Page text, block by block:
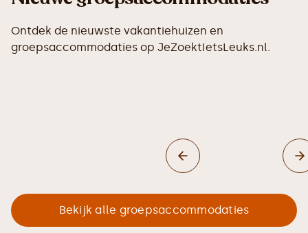
Ontdek de nieuwste vakantiehuizen en
groepsaccommodaties op JeZoektIetsLeuks.nl.
Bekijk alle groepsaccommodaties